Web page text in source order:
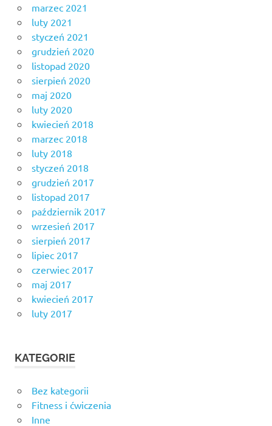
marzec 2021
luty 2021
styczeń 2021
grudzień 2020
listopad 2020
sierpień 2020
maj 2020
luty 2020
kwiecień 2018
marzec 2018
luty 2018
styczeń 2018
grudzień 2017
listopad 2017
październik 2017
wrzesień 2017
sierpień 2017
lipiec 2017
czerwiec 2017
maj 2017
kwiecień 2017
luty 2017
KATEGORIE
Bez kategorii
Fitness i ćwiczenia
Inne